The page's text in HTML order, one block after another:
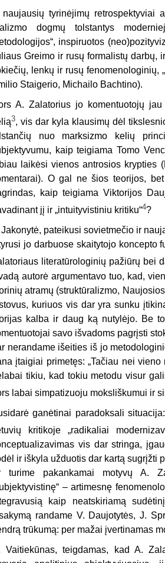
naujausių tyrinėjimų
dogmų tolstantys
inspiruotos
Greimo ir rusų formalistų darbų,
lenkų ir rusų fenomenologinių,
Staigerio, Michailo Bachtino).
A. Zalatorius jo komentuotojų
3, vis dar kyla klausimų dėl
nuo marksizmo kelių
kaip teigiama Tomo
laikėsi vienos antrosios krypties
O gal ne šios teorijos,
kaip teigiama Viktorijos
jį ir „intuityvistiniu kritiku“4?
Jakonytė, pateikusi sovietmečio ir
jo darbuose skaitytojo koncepto
literatūrologinių pažiūrų bei
autorė argumentavo tuo, kad,
atramų (struktūralizmo,
kuriuos vis dar yra sunku
kalba ir daug ką nutylėjo. Be
savo išvadoms pagrįsti
nerandame išeities iš jo
įtaigiai primetęs: „Tačiau nei
tikiu, kad tokiu metodu visur
labai simpatizuoju moksliškumui ir
ganėtinai paradoksali
kritikoje „radikaliai
vis dar stringa,
ir iškyla užduotis dar kartą sugrįžti
turime pakankamai motyvų A.
– artimesnę
kaip neatskiriamą
randame V. Daujotytės, J.
trūkumą: per mažai įvertinamas
Vaitiekūnas, teigdamas, kad A.